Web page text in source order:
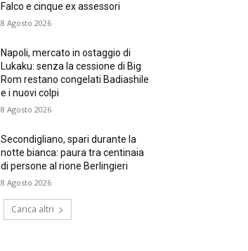
Falco e cinque ex assessori
8 Agosto 2026
Napoli, mercato in ostaggio di
Lukaku: senza la cessione di Big
Rom restano congelati Badiashile
e i nuovi colpi
8 Agosto 2026
Secondigliano, spari durante la
notte bianca: paura tra centinaia
di persone al rione Berlingieri
8 Agosto 2026
Carica altri